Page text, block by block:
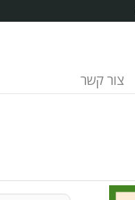
צור קשר